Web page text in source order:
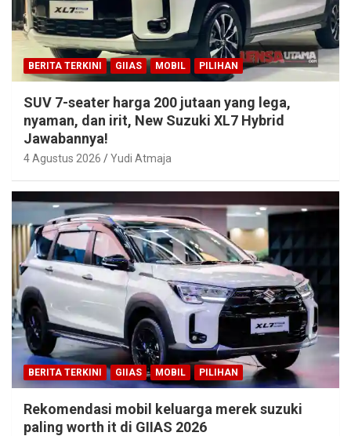
BERITA TERKINI GIIAS MOBIL PILIHAN
SUV 7-seater harga 200 jutaan yang lega,
nyaman, dan irit, New Suzuki XL7 Hybrid
Jawabannya!
4 Agustus 2026 Yudi Atmaja
BERITA TERKINI GIIAS MOBIL PILIHAN
Rekomendasi mobil keluarga merek suzuki
paling worth it di GIIAS 2026